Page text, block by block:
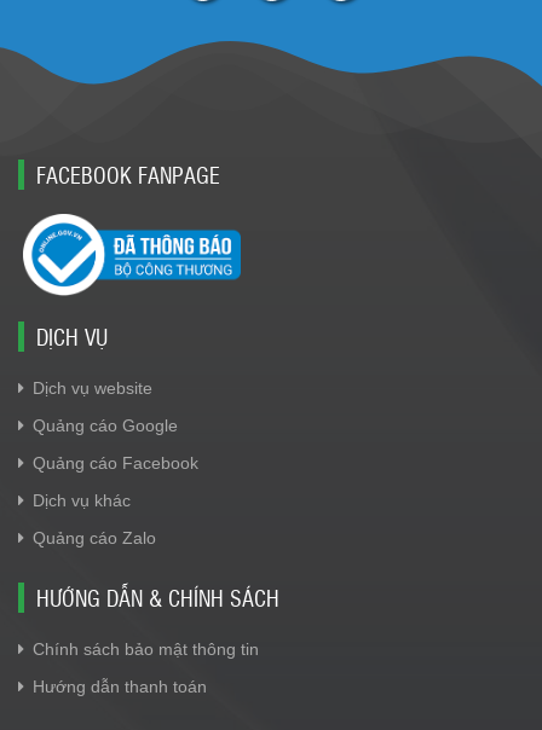
FACEBOOK FANPAGE
DỊCH VỤ
Dịch vụ website
Quảng cáo Google
Quảng cáo Facebook
Dịch vụ khác
Quảng cáo Zalo
HƯỚNG DẪN & CHÍNH SÁCH
Chính sách bảo mật thông tin
Hướng dẫn thanh toán